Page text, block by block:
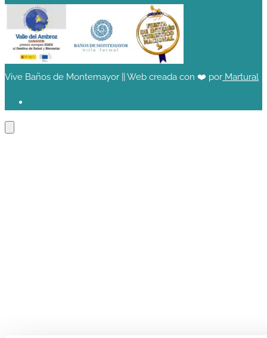
Vive Baños de Montemayor || Web creada con ❤️ por Martural